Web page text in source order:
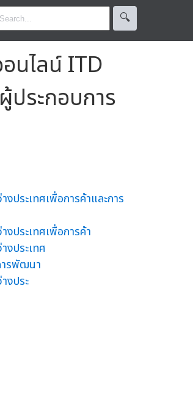
🔍︎
นไลน์ ITD
ระกอบการ
งประเทศเพื่อการค้าและการ
งประเทศเพื่อการค้า
งประเทศ
ารพัฒนา
งประ